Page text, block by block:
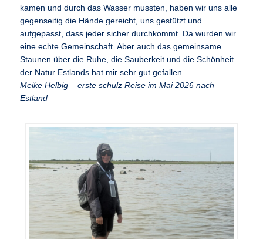
kamen und durch das Wasser mussten, haben wir uns alle
gegenseitig die Hände gereicht, uns gestützt und
aufgepasst, dass jeder sicher durchkommt. Da wurden wir
eine echte Gemeinschaft. Aber auch das gemeinsame
Staunen über die Ruhe, die Sauberkeit und die Schönheit
der Natur Estlands hat mir sehr gut gefallen.
Meike Helbig – erste schulz Reise im Mai 2026 nach
Estland